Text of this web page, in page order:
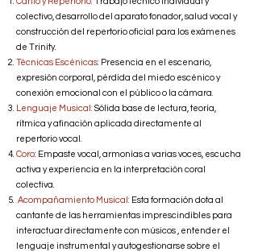
colectivo, desarrollo del aparato fonador, salud vocal y
construcción del repertorio oficial para los exámenes
de Trinity.
Técnicas Escénicas: Presencia en el escenario,
expresión corporal, pérdida del miedo escénico y
conexión emocional con el público o la cámara.
Lenguaje Musical: Sólida base de lectura, teoría,
rítmica y afinación aplicada directamente al
repertorio vocal.
Coro: Empaste vocal, armonías a varias voces, escucha
activa y experiencia en la interpretación coral
colectiva.
Acompañamiento Musical: Esta formación dota al
cantante de las herramientas imprescindibles para
interactuar directamente con músicos , entender el
lenguaje instrumental y autogestionarse sobre el